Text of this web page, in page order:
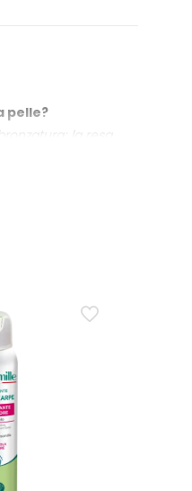
pelle?
la resa
principale è
glow
ridurre il rischio,